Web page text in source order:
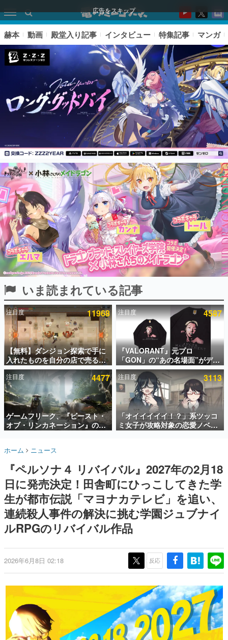
広告をスキップ
ピックアップ
電ファミのいま読まれている記事ランキング
アプリセール情報
インタビュー
連載・特集一覧
殿堂入り記事
SNS拡散数が数千以上！ ページビュー数万以上！ などな
ど。多くの人々に読まれた、電ファミ渾身の“殿堂入り”記
事をまとめました。
ゲームの企画書
名作ゲームクリエイターの方々に製作時のエピソードをお
聞きし、ヒットする企画（ゲーム）とは何か？を探ってい
きます。
赫本
この物語を解いてはいけない。『赫本』は、〈試験問題〉
の形をした短編ホラー小説集です。
新世代に訊く
これからのデジタルゲーム市場を担う若きクリエイター達
の姿を追い、彼らのルーツと情熱を探っていきます。
ゲームに多大な影響を受けた作家さんに取材し、ゲームが
日本のコンテンツ産業やカルチャーに与えた影響を探る企
画です。
日本モバイルゲーム産業史
日本のモバイルゲーム史における主要なトピック・タイト
ルを網羅するほか、開発者へのインタビューや識者による
解説を掲載。約20年の歴史が一望できる決定版！
若ゲのいたり〜ゲームクリエイターの青春〜
一先生によるゲーム業界レポートマンガです。
なんでゲームは面白い？
具体的な形から解き明かしていく、硬派で骨太な評論連載
ゲームが変えた日本語
「経験値」「裏技」「ラスボス」… ゲームにまつわる言葉
の起源や用法の変遷を、コンピューター文化史研究家・タ
イニーP氏が徹底調査。
赫本 動画 殿堂入り記事 インタビュー 特集記事 マンガ
いま読まれている記事
注目度 11968
【無料】ダンジョン探索で手に
入れたものを自分の店で売るゲ
ーム『Moonlighter』がSteam
にて無料配布中！続編
『Moonlighter 2』の9月2日正
式リリースを記念したキャンペ
ーン
注目度 4587
『VALORANT』元プロ
「GON」の“あの名場面”がデザ
インされた新作グッズが本日8月
5日より期間限定で発売。Tシャ
ツやコインケース、アクキーな
どが全品受注生産で登場、過去
に発売したグッズの再販も
注目度 4477
ゲームフリーク、『ビースト・
オブ・リンカネーション』の継
続的なアプデ方針を表明。ユー
めて対応へ。修正パッチは約1週
注目度 3113
「オイイイイイ！？」系ツッコ
ミ女子が攻略対象の恋愛ノベル
ゲーム『美術部カノジョ』
や、萌え声不思議ちゃん女子と
青春を謳歌
ホーム ニュース
『ペルソナ４ リバイバル』2027年の2月18
日に発売決定！田舎町にひっこしてきた学
生が都市伝説「マヨナカテレビ」を追い、
連続殺人事件の解決に挑む学園ジュブナイ
ルRPGのリバイバル作品
2026年6月8日 02:18 反応